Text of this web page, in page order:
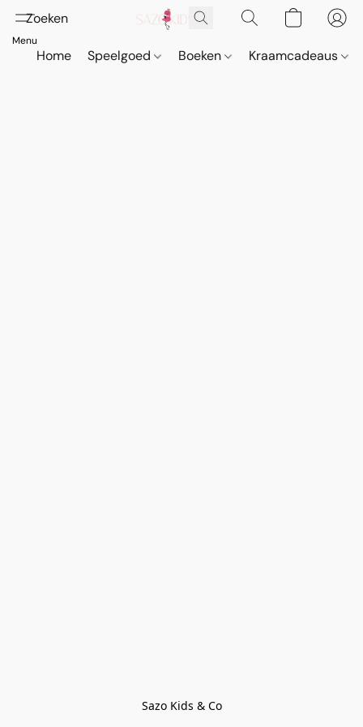
Home Speelgoed Boeken Kraamcadeaus
Sazo Kids & Co